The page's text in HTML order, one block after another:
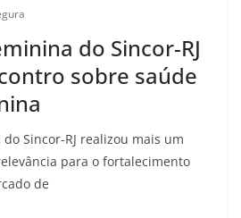
do Sincor-RJ
sobre saúde
Sincor-RJ realizou mais um
para o fortalecimento
de